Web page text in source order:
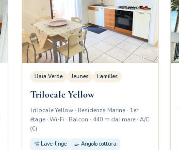
Baia Verde Jeunes Familles
Trilocale Yellow
Trilocale Yellow · Residenza Marina · 1er
étage · Wi-Fi · Balcon · 440 m dal mare · A/C
(€)
🫧 Lave-linge
🍳 Angolo cottura